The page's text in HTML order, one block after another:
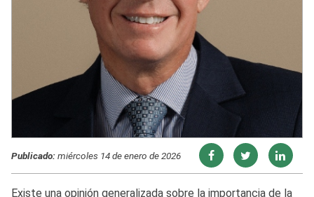
Publicado:miércoles 14 de enero de 2026
Existe una opinión generalizada sobre la importancia de la